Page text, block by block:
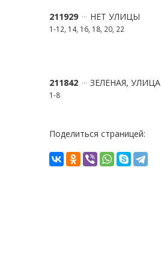
211929 НЕТ УЛИЦЫ
1-12, 14, 16, 18, 20, 22
211842 ЗЕЛЕНАЯ, УЛИЦА
1-8
Поделиться страницей: